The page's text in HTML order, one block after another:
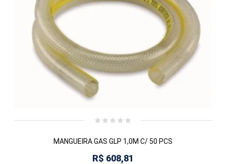
MANGUEIRA GAS GLP 1,0M C/ 50 PCS
R$ 608,81